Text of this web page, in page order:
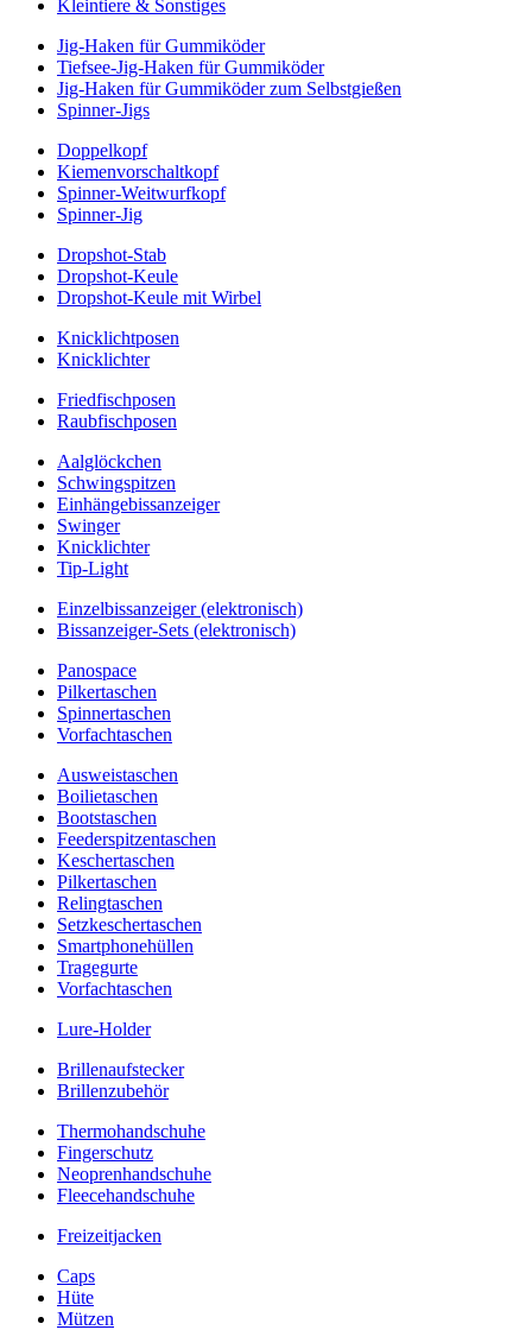
Kleintiere & Sonstiges
Jig-Haken für Gummiköder
Tiefsee-Jig-Haken für Gummiköder
Jig-Haken für Gummiköder zum Selbstgießen
Spinner-Jigs
Doppelkopf
Kiemenvorschaltkopf
Spinner-Weitwurfkopf
Spinner-Jig
Dropshot-Stab
Dropshot-Keule
Dropshot-Keule mit Wirbel
Knicklichtposen
Knicklichter
Friedfischposen
Raubfischposen
Aalglöckchen
Schwingspitzen
Einhängebissanzeiger
Swinger
Knicklichter
Tip-Light
Einzelbissanzeiger (elektronisch)
Bissanzeiger-Sets (elektronisch)
Panospace
Pilkertaschen
Spinnertaschen
Vorfachtaschen
Ausweistaschen
Boilietaschen
Bootstaschen
Feederspitzentaschen
Keschertaschen
Pilkertaschen
Relingtaschen
Setzkeschertaschen
Smartphonehüllen
Tragegurte
Vorfachtaschen
Lure-Holder
Brillenaufstecker
Brillenzubehör
Thermohandschuhe
Fingerschutz
Neoprenhandschuhe
Fleecehandschuhe
Freizeitjacken
Caps
Hüte
Mützen